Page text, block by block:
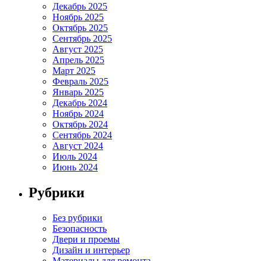
Декабрь 2025
Ноябрь 2025
Октябрь 2025
Сентябрь 2025
Август 2025
Апрель 2025
Март 2025
Февраль 2025
Январь 2025
Декабрь 2024
Ноябрь 2024
Октябрь 2024
Сентябрь 2024
Август 2024
Июль 2024
Июнь 2024
Рубрики
Без рубрики
Безопасность
Двери и проемы
Дизайн и интерьер